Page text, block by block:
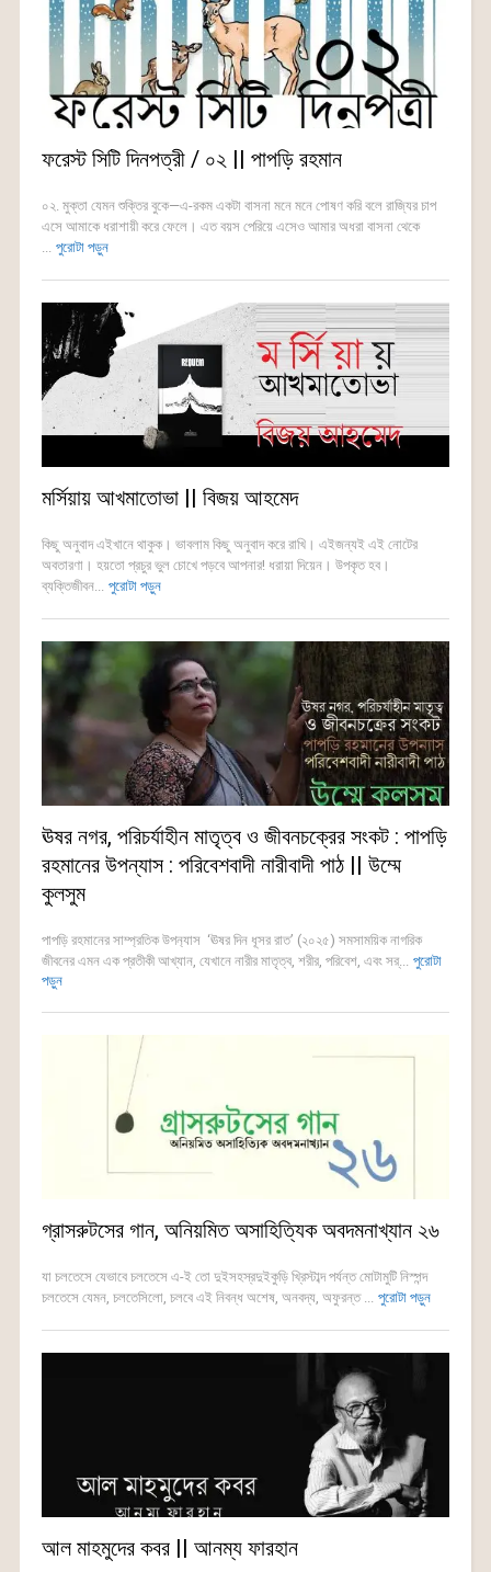
ফরেস্ট সিটি দিনপত্রী / ০২ || পাপড়ি রহমান
০২. মুক্তা যেমন শুক্তির বুকে—এ-রকম একটা বাসনা মনে মনে পোষণ করি বলে রাজ্যির চাপ
এসে আমাকে ধরাশায়ী করে ফেলে। এত বয়স পেরিয়ে এসেও আমার অধরা বাসনা থেকে
... পুরোটা পড়ুন
মর্সিয়ায় আখমাতোভা || বিজয় আহমেদ
কিছু অনুবাদ এইখানে থাকুক। ভাবলাম কিছু অনুবাদ করে রাখি। এইজন্যই এই নোটের
অবতারণা। হয়তো প্রচুর ভুল চোখে পড়বে আপনার! ধরায়া দিয়েন। উপকৃত হব।
ব্যক্তিজীবন... পুরোটা পড়ুন
ঊষর নগর, পরিচর্যাহীন মাতৃত্ব ও জীবনচক্রের সংকট : পাপড়ি
রহমানের উপন্যাস : পরিবেশবাদী নারীবাদী পাঠ || উম্মে
কুলসুম
পাপড়ি রহমানের সাম্প্রতিক উপন‍্যাস ‘ঊষর দিন ধূসর রাত’ (২০২৫) সমসাময়িক নাগরিক
জীবনের এমন এক প্রতীকী আখ্যান, যেখানে নারীর মাতৃত্ব, শরীর, পরিবেশ, এবং সর্... পুরোটা
পড়ুন
গ্রাসরুটসের গান, অনিয়মিত অসাহিত্যিক অবদমনাখ্যান ২৬
যা চলতেসে যেভাবে চলতেসে এ-ই তো দুইসহস্রদুইকুড়ি খ্রিস্টাব্দ পর্যন্ত মোটামুটি নিস্পন্দ
চলতেসে যেমন, চলতেসিলো, চলবে এই নিবন্ধ অশেষ, অনবদ্য, অফুরন্ত ... পুরোটা পড়ুন
আল মাহমুদের কবর || আনম্য ফারহান